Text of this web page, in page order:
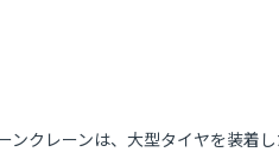
ンクレーンは、大型タイヤを装着